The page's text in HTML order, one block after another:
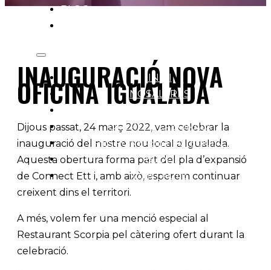
BLOG
INICI
NOSALTRES
OFERTES LABORALS
RESPONSABILITAT SOCIAL
BLOG
CONTACTE
INAUGURACIÓ NOVA
OFICINA IGUALADA
Dijous passat, 24 març 2022, vam celebrar la
inauguració del nostre nou local a Igualada.
Aquesta obertura forma part del pla d’expansió
de Connect Ett i, amb això, esperem continuar
creixent dins el territori.
A més, volem fer una menció especial al
Restaurant Scorpia pel càtering ofert durant la
celebració.